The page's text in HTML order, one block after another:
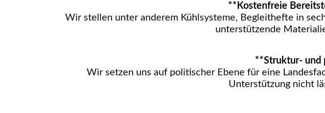
**Kostenfreie
Wir stellen unter anderem Kühlsysteme, Begleithefte in
unterstützende
**Struktur- und
Wir setzen uns auf politischer Ebene für eine
Unterstützung nicht